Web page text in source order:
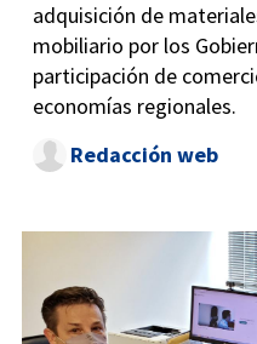
adquisición de
mobiliario por los
participación de
economías regionales.
Redacción web